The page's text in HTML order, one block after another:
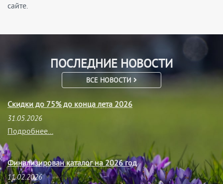
сайте.
ПОСЛЕДНИЕ НОВОСТИ
ВСЕ НОВОСТИ
Скидки до 75% до конца лета 2026
31.05.2026
Подробнее...
Финализирован каталог на 2026 год
11.02.2026